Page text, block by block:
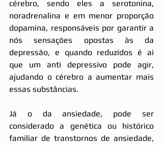
cérebro, sendo eles a serotonina,
noradrenalina e em menor proporção
dopamina, responsáveis por garantir a
nós sensações opostas às da
depressão, e quando reduzidos é ai
que um anti depressivo pode agir,
ajudando o cérebro a aumentar mais
essas substâncias.
Já o da ansiedade, pode ser
considerado a genética ou histórico
familiar de transtornos de ansiedade,